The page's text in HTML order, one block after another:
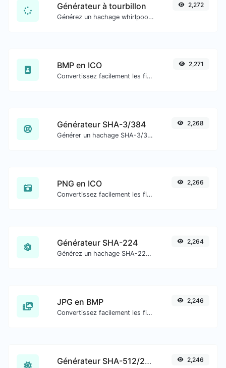
Générateur à tourbillon
Générez un hachage whirlpool pour toute entrée de chaîne.
2,272
BMP en ICO
Convertissez facilement les fichiers image BMP en ICO.
2,271
Générateur SHA-3/384
Générer un hachage SHA-3/384 pour toute entrée de chaîne.
2,268
PNG en ICO
Convertissez facilement les fichiers image PNG en ICO.
2,266
Générateur SHA-224
Générez un hachage SHA-224 pour toute entrée de chaîne.
2,264
JPG en BMP
Convertissez facilement les fichiers image JPG en BMP.
2,246
Générateur SHA-512/256 2,246